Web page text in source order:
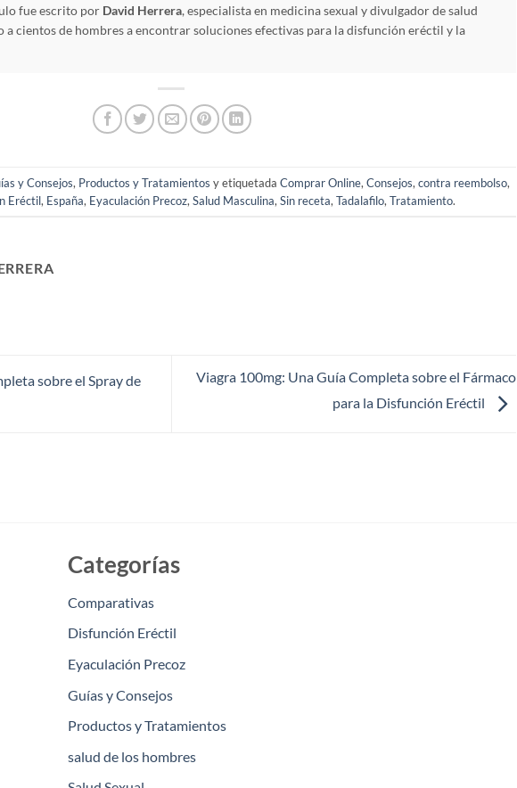
fue escrito por David Herrera, especialista en medicina sexual y divulgador de salud
a cientos de hombres a encontrar soluciones efectivas para la disfunción eréctil y la
y Consejos, Productos y Tratamientos y etiquetadaComprar Online,Consejos,contra reembolso,
Eréctil, España, Eyaculación Precoz,Salud Masculina,Sin receta,Tadalafilo,Tratamiento.
sobre el Spray de
Viagra 100mg: Una Guía Completa sobre el Fármaco
para la Disfunción Eréctil
Categorías
Comparativas
Disfunción Eréctil
Eyaculación Precoz
Guías y Consejos
Productos y Tratamientos
salud de los hombres